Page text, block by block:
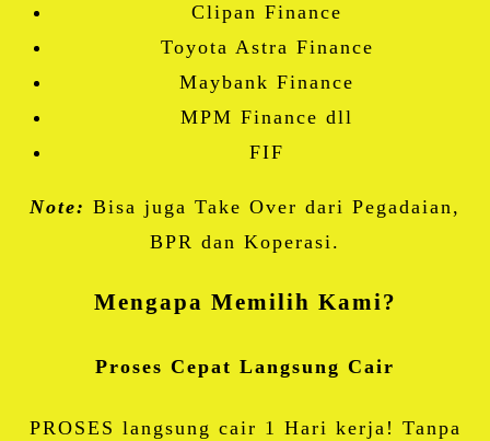
Clipan Finance
Toyota Astra Finance
Maybank Finance
MPM Finance dll
FIF
Note: Bisa juga Take Over dari Pegadaian,
BPR dan Koperasi.
Mengapa Memilih Kami?
Proses Cepat Langsung Cair
PROSES langsung cair 1 Hari kerja! Tanpa